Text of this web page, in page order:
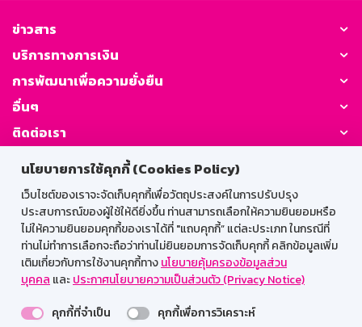
นโยบายการใช้คุกกี้ (Cookies Policy)
เว็บไซต์ของเราจะจัดเก็บคุกกี้เพื่อวัตถุประสงค์ในการปรับปรุง
ประสบการณ์ของผู้ใช้ให้ดียิ่งขึ้น ท่านสามารถเลือกให้ความยินยอมหรือ
ไม่ให้ความยินยอมคุกกี้ของเราได้ที่ "แถบคุกกี้” แต่ละประเภท ในกรณีที่
ท่านไม่ทำการเลือกจะถือว่าท่านไม่ยินยอมการจัดเก็บคุกกี้ คลิกข้อมูลเพิ่ม
เติมเกี่ยวกับการใช้งานคุกกี้ทางนโยบายคุ้มครองข้อมูลส่วน
บุคคล และประกาศนโยบายความเป็นส่วนตัว (Privacy Notice)
คุกกี้ที่จำเป็น
คุกกี้เพื่อการวิเคราะห์
ข่าวสาร
บริการทางการเงิน
การพัฒนาเพื่อความยั่งยืน
อื่นๆ
ติดต่อเรา
GSB Society:
สำหรับพนักงาน
Web HR
GSB Wisdom
M-Search
เข้าสู่ระบบเน็ตเมล